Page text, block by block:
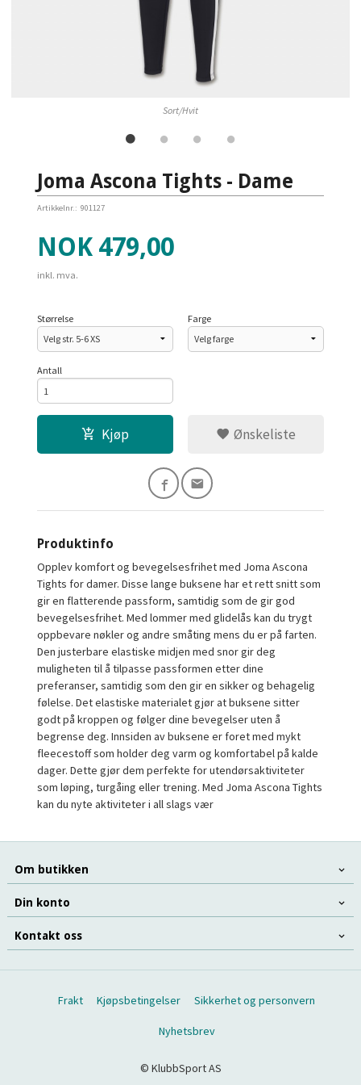
Sort/Hvit
Joma Ascona Tights - Dame
Artikkelnr.: 901127
Pris
NOK 479,00
inkl. mva.
Størrelse Farge
Antall
Kjøp Ønskeliste
Produktinfo
Opplev komfort og bevegelsesfrihet med Joma Ascona
Tights for damer. Disse lange buksene har et rett snitt som
gir en flatterende passform, samtidig som de gir god
bevegelsesfrihet. Med lommer med glidelås kan du trygt
oppbevare nøkler og andre småting mens du er på farten.
Den justerbare elastiske midjen med snor gir deg
muligheten til å tilpasse passformen etter dine
preferanser, samtidig som den gir en sikker og behagelig
følelse. Det elastiske materialet gjør at buksene sitter
godt på kroppen og følger dine bevegelser uten å
begrense deg. Innsiden av buksene er foret med mykt
fleecestoff som holder deg varm og komfortabel på kalde
dager. Dette gjør dem perfekte for utendørsaktiviteter
som løping, turgåing eller trening. Med Joma Ascona Tights
kan du nyte aktiviteter i all slags vær
Om butikken
Din konto
Kontakt oss
Frakt Kjøpsbetingelser Sikkerhet og personvern
Nyhetsbrev
© KlubbSport AS